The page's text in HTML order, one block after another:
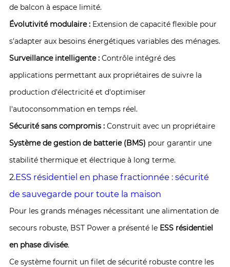
de balcon à espace limité.
Évolutivité modulaire : Extension de capacité flexible pour
s'adapter aux besoins énergétiques variables des ménages.
Surveillance intelligente : Contrôle intégré des
applications permettant aux propriétaires de suivre la
production d'électricité et d'optimiser
l'autoconsommation en temps réel.
Sécurité sans compromis : Construit avec un propriétaire
Système de gestion de batterie (BMS) pour garantir une
stabilité thermique et électrique à long terme.
2.ESS résidentiel en phase fractionnée : sécurité
de sauvegarde pour toute la maison
Pour les grands ménages nécessitant une alimentation de
secours robuste, BST Power a présenté le ESS résidentiel
en phase divisée.
Ce système fournit un filet de sécurité robuste contre les